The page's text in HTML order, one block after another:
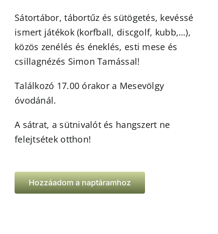
Sátortábor, tábortűz és sütögetés, kevéssé
ismert játékok (korfball, discgolf, kubb,…),
közös zenélés és éneklés, esti mese és
csillagnézés Simon Tamással!
Találkozó 17.00 órakor a Mesevölgy
óvodánál.
A sátrat, a sütnivalót és hangszert ne
felejtsétek otthon!
Hozzáadom a naptáramhoz